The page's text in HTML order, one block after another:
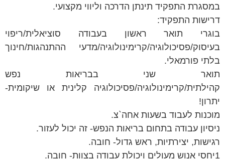
במסגרת התפקיד תינתן הדרכה וליווי מקצועי.
דרישות התפקיד:
בוגרי תואר ראשון בעבודה סוציאלית/ריפוי
בעיסוק/פסיכולוגיה/קרימינולוגיה/מדעי ההתנהגות/חינוך
בלתי פורמאלי.
תואר שני בבריאות נפש
קהילתית/קרימינולוגיה/פסיכולוגיה קלינית או שיקומית-
יתרון!
מוכנות לעבוד בשעות אחה`צ.
ניסיון עבודה בתחום בריאות הנפש- זה יכול לעזור.
רגישות, יצירתיות, ראש גדול- חובה.
1יחסי אנוש מעולים ויכולת עבודה בצוות- חובה.